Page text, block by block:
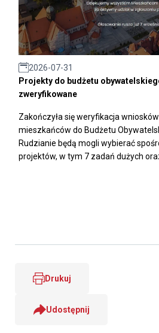
2026-07-31
Projekty do budżetu
zweryfikowane
Zakończyła się weryfikacja
mieszkańców do Budżetu
Rudzianie będą mogli wybierać
projektów, w tym 7 zadań dużych
Drukuj
Udostępnij